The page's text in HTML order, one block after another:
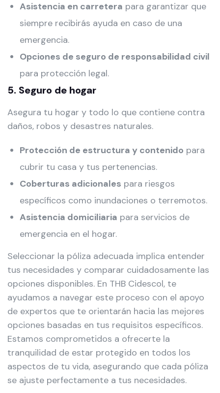
Asistencia en carretera para garantizar que
siempre recibirás ayuda en caso de una
emergencia.
Opciones de seguro de responsabilidad civil
para protección legal.
5. Seguro de hogar
Asegura tu hogar y todo lo que contiene contra
daños, robos y desastres naturales.
Protección de estructura y contenido para
cubrir tu casa y tus pertenencias.
Coberturas adicionales para riesgos
específicos como inundaciones o terremotos.
Asistencia domiciliaria para servicios de
emergencia en el hogar.
Seleccionar la póliza adecuada implica entender
tus necesidades y comparar cuidadosamente las
opciones disponibles. En THB Cidescol, te
ayudamos a navegar este proceso con el apoyo
de expertos que te orientarán hacia las mejores
opciones basadas en tus requisitos específicos.
Estamos comprometidos a ofrecerte la
tranquilidad de estar protegido en todos los
aspectos de tu vida, asegurando que cada póliza
se ajuste perfectamente a tus necesidades.